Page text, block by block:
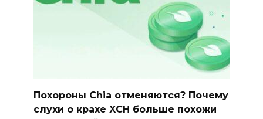
Похороны Chia отменяются? Почему
слухи о крахе XCH больше похожи